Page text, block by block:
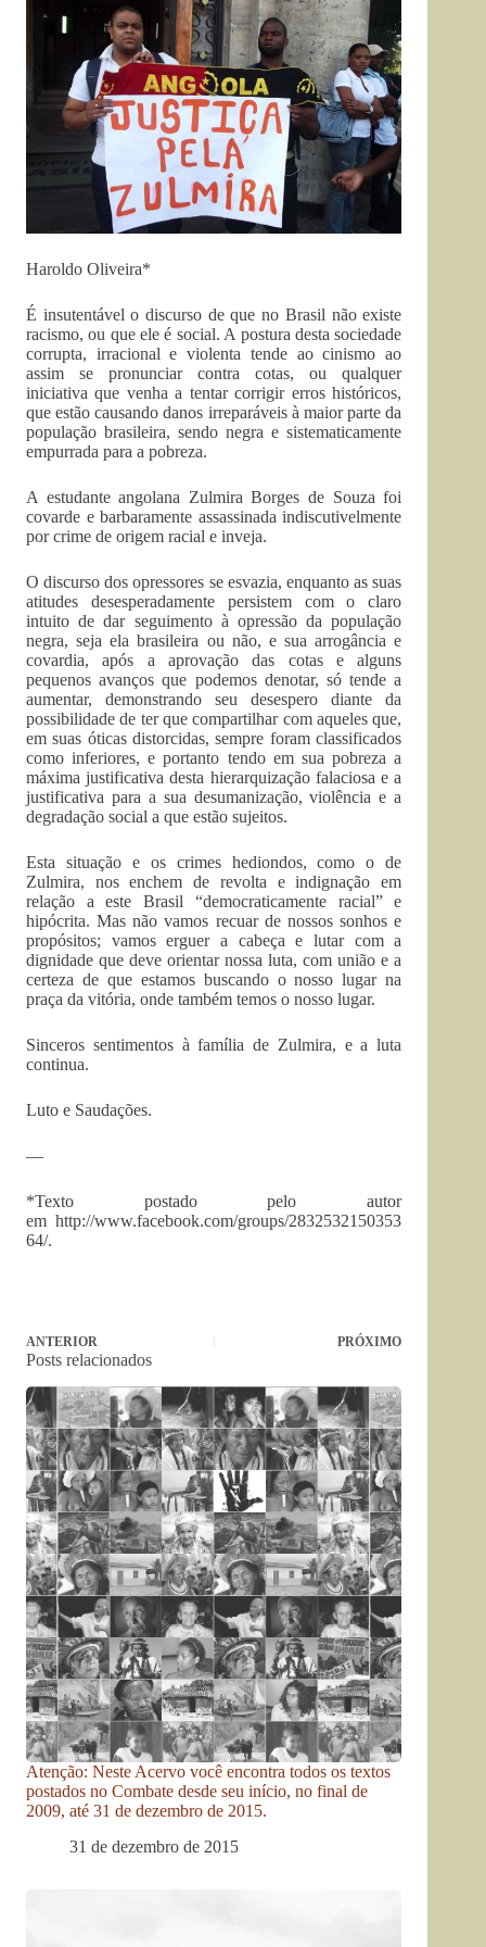
Haroldo Oliveira*
É insutentável o discurso de que no Brasil não existe
racismo, ou que ele é social. A postura desta sociedade
corrupta, irracional e violenta tende ao cinismo ao
assim se pronunciar contra cotas, ou qualquer
iniciativa que venha a tentar corrigir erros históricos,
que estão causando danos irreparáveis à maior parte da
população brasileira, sendo negra e sistematicamente
empurrada para a pobreza.
A estudante angolana Zulmira Borges de Souza foi
covarde e barbaramente assassinada indiscutivelmente
por crime de origem racial e inveja.
O discurso dos opressores se esvazia, enquanto as suas
atitudes desesperadamente persistem com o claro
intuito de dar seguimento à opressão da população
negra, seja ela brasileira ou não, e sua arrogância e
covardia, após a aprovação das cotas e alguns
pequenos avanços que podemos denotar, só tende a
aumentar, demonstrando seu desespero diante da
possibilidade de ter que compartilhar com aqueles que,
em suas óticas distorcidas, sempre foram classificados
como inferiores, e portanto tendo em sua pobreza a
máxima justificativa desta hierarquização falaciosa e a
justificativa para a sua desumanização, violência e a
degradação social a que estão sujeitos.
Esta situação e os crimes hediondos, como o de
Zulmira, nos enchem de revolta e indignação em
relação a este Brasil “democraticamente racial” e
hipócrita. Mas não vamos recuar de nossos sonhos e
propósitos; vamos erguer a cabeça e lutar com a
dignidade que deve orientar nossa luta, com união e a
certeza de que estamos buscando o nosso lugar na
praça da vitória, onde também temos o nosso lugar.
Sinceros sentimentos à família de Zulmira, e a luta
continua.
Luto e Saudações.
—
*Texto postado pelo autor
em http://www.facebook.com/groups/2832532150353
64/.
ANTERIOR PRÓXIMO
Posts relacionados
Atenção: Neste Acervo você encontra todos os textos
postados no Combate desde seu início, no final de
2009, até 31 de dezembro de 2015.
31 de dezembro de 2015